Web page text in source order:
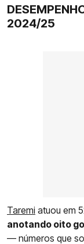
2024/25
Taremi atuou em
anotando oito
— números que